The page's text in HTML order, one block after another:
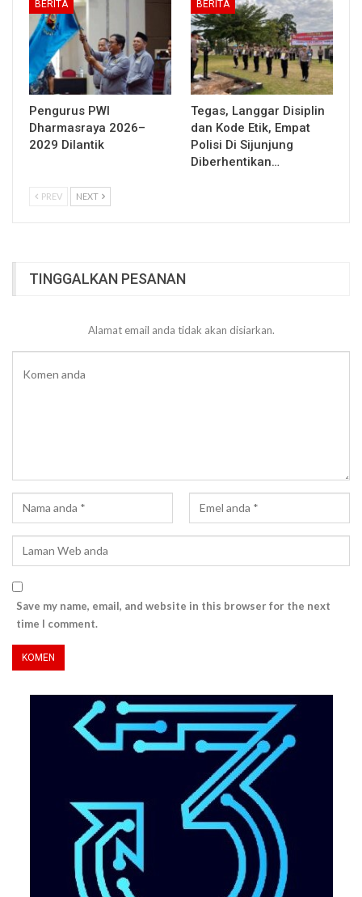
BERITA
Pengurus PWI
Dharmasraya 2026–
2029 Dilantik
BERITA
Tegas, Langgar Disiplin
dan Kode Etik, Empat
Polisi Di Sijunjung
Diberhentikan…
PREV NEXT
TINGGALKAN PESANAN
Alamat email anda tidak akan disiarkan.
Save my name, email, and website in this browser for the next
time I comment.